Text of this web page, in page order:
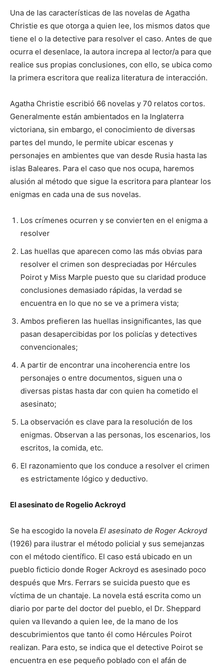
Una de las características de las novelas de Agatha
Christie es que otorga a quien lee, los mismos datos que
tiene el o la detective para resolver el caso. Antes de que
ocurra el desenlace, la autora increpa al lector/a para que
realice sus propias conclusiones, con ello, se ubica como
la primera escritora que realiza literatura de interacción.
Agatha Christie escribió 66 novelas y 70 relatos cortos.
Generalmente están ambientados en la Inglaterra
victoriana, sin embargo, el conocimiento de diversas
partes del mundo, le permite ubicar escenas y
personajes en ambientes que van desde Rusia hasta las
islas Baleares. Para el caso que nos ocupa, haremos
alusión al método que sigue la escritora para plantear los
enigmas en cada una de sus novelas.
Los crímenes ocurren y se convierten en el enigma a
resolver
Las huellas que aparecen como las más obvias para
resolver el crimen son despreciadas por Hércules
Poirot y Miss Marple puesto que su claridad produce
conclusiones demasiado rápidas, la verdad se
encuentra en lo que no se ve a primera vista;
Ambos prefieren las huellas insignificantes, las que
pasan desapercibidas por los policías y detectives
convencionales;
A partir de encontrar una incoherencia entre los
personajes o entre documentos, siguen una o
diversas pistas hasta dar con quien ha cometido el
asesinato;
La observación es clave para la resolución de los
enigmas. Observan a las personas, los escenarios, los
escritos, la comida, etc.
El razonamiento que los conduce a resolver el crimen
es estrictamente lógico y deductivo.
El asesinato de Rogelio Ackroyd
Se ha escogido la novela El asesinato de Roger Ackroyd
(1926) para ilustrar el método policial y sus semejanzas
con el método científico. El caso está ubicado en un
pueblo ficticio donde Roger Ackroyd es asesinado poco
después que Mrs. Ferrars se suicida puesto que es
víctima de un chantaje. La novela está escrita como un
diario por parte del doctor del pueblo, el Dr. Sheppard
quien va llevando a quien lee, de la mano de los
descubrimientos que tanto él como Hércules Poirot
realizan. Para esto, se indica que el detective Poirot se
encuentra en ese pequeño poblado con el afán de